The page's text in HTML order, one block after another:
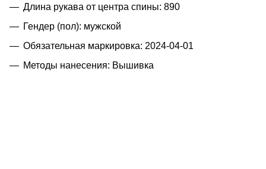
Длина рукава от центра спины: 890
Гендер (пол): мужской
Обязательная маркировка: 2024-04-01
Методы нанесения: Вышивка